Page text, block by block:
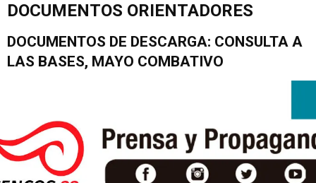
Comunicación
de
DOCUMENTOS ORIENTADORES
DOCUMENTOS DE DESCARGA: CONSULTA A
LAS BASES, MAYO COMBATIVO